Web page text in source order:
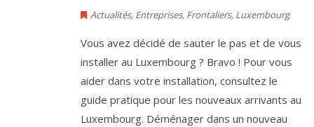
Actualités, Entreprises, Frontaliers, Luxembourg
Vous avez décidé de sauter le pas et de vous
installer au Luxembourg ? Bravo ! Pour vous
aider dans votre installation, consultez le
guide pratique pour les nouveaux arrivants au
Luxembourg. Déménager dans un nouveau